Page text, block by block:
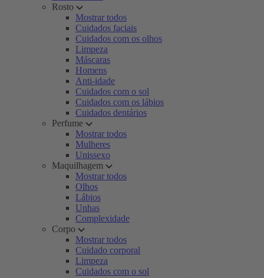
Rosto
Mostrar todos
Cuidados faciais
Cuidados com os olhos
Limpeza
Máscaras
Homens
Anti-idade
Cuidados com o sol
Cuidados com os lábios
Cuidados dentários
Perfume
Mostrar todos
Mulheres
Unissexo
Maquilhagem
Mostrar todos
Olhos
Lábios
Unhas
Complexidade
Corpo
Mostrar todos
Cuidado corporal
Limpeza
Cuidados com o sol